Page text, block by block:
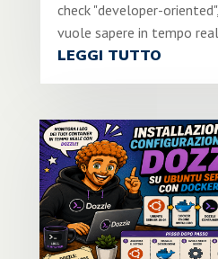
check "developer-
vuole sapere in tempo
LEGGI TUTTO